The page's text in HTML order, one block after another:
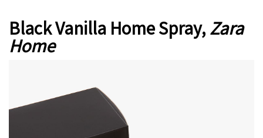
Black Vanilla Home Spray, Zara
Home